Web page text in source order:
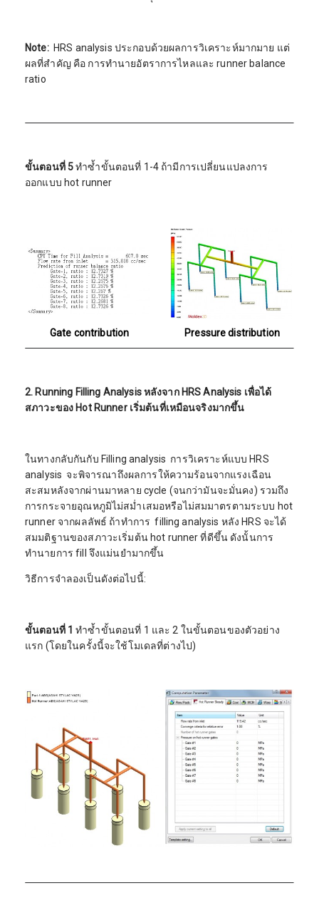
Note:HRS analysis ประกอบด้วยผลการวิเคราะห์มากมาย แต่
ผลที่สำคัญ คือ การทำนายอัตราการไหลและ runner balance
ratio
ขั้นตอนที่ 5ทำซ้ำขั้นตอนที่ 1-4 ถ้ามีการเปลี่ยนแปลงการ
ออกแบบ hot runner
Gate contribution Pressure distribution
2. Running Filling Analysis หลังจาก HRS Analysis เพื่อได้
สภาวะของ Hot Runner เริ่มต้นที่เหมือนจริงมากขึ้น
ในทางกลับกันกับ Filling analysis การวิเคราะห์แบบ HRS
analysis จะพิจารณาถึงผลการให้ความร้อนจากแรงเฉือน
สะสมหลังจากผ่านมาหลาย cycle (จนกว่ามันจะมั่นคง) รวมถึง
การกระจายอุณหภูมิไม่สม่ำเสมอหรือไม่สมมาตรตามระบบ hot
runner จากผลลัพธ์ ถ้าทำการ filling analysis หลัง HRS จะได้
สมมติฐานของสภาวะเริ่มต้น hot runner ที่ดีขึ้น ดังนั้นการ
ทำนายการ fill จึงแม่นยำมากขึ้น
วิธีการจำลองเป็นดังต่อไปนี้:
ขั้นตอนที่ 1 ทำซ้ำขั้นตอนที่ 1 และ 2 ในขั้นตอนของตัวอย่าง
แรก (โดยในครั้งนี้จะใช้โมเดลที่ต่างไป)